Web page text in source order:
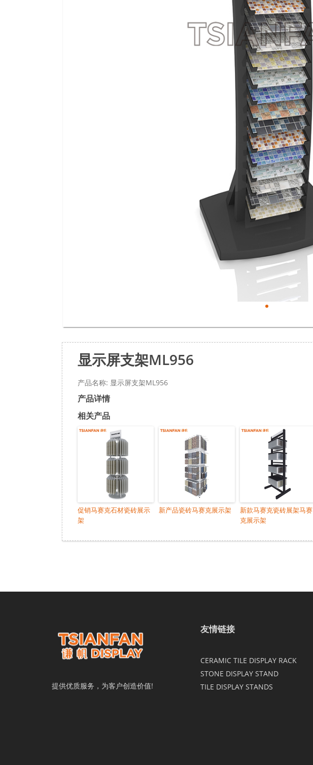
显示屏支架ML956
产品名称: 显示屏支架ML956
产品详情
相关产品
促销马赛克石材瓷砖展示
架
新产品瓷砖马赛克展示架
新款马赛克瓷砖展架马赛
克展示架
提供优质服务，为客户创造价值!
友情链接
CERAMIC TILE DISPLAY RACK
STONE DISPLAY STAND
TILE DISPLAY STANDS